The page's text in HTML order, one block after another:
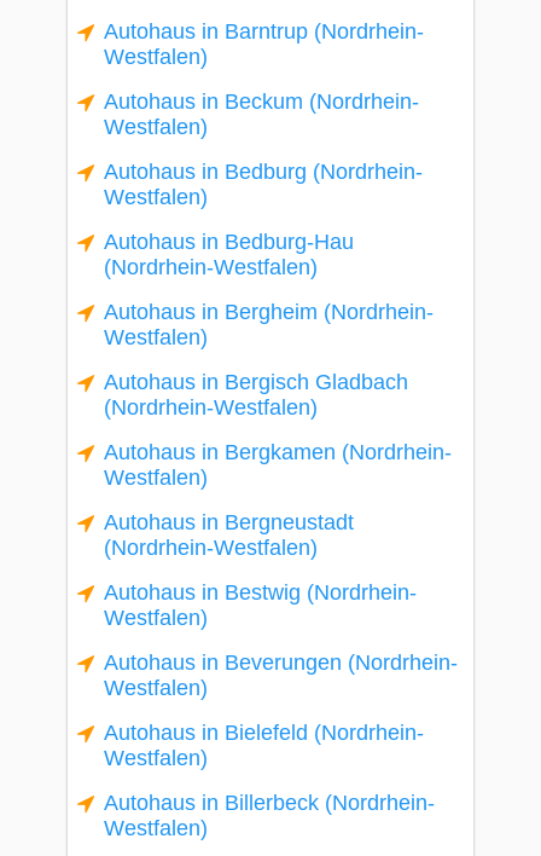
Autohaus in Barntrup (Nordrhein-
Westfalen)
Autohaus in Beckum (Nordrhein-
Westfalen)
Autohaus in Bedburg (Nordrhein-
Westfalen)
Autohaus in Bedburg-Hau
(Nordrhein-Westfalen)
Autohaus in Bergheim (Nordrhein-
Westfalen)
Autohaus in Bergisch Gladbach
(Nordrhein-Westfalen)
Autohaus in Bergkamen (Nordrhein-
Westfalen)
Autohaus in Bergneustadt
(Nordrhein-Westfalen)
Autohaus in Bestwig (Nordrhein-
Westfalen)
Autohaus in Beverungen (Nordrhein-
Westfalen)
Autohaus in Bielefeld (Nordrhein-
Westfalen)
Autohaus in Billerbeck (Nordrhein-
Westfalen)